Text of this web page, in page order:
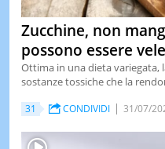
Zucchine, non
possono essere
Ottima in una dieta variegata,
sostanze tossiche che la
31 CONDIVIDI 31/07/